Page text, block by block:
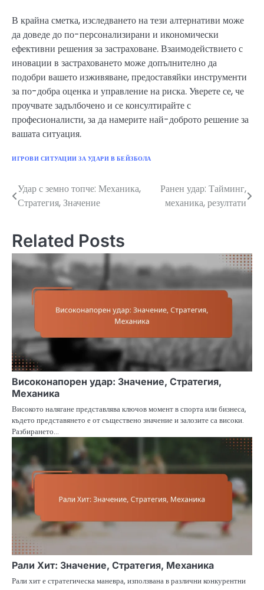
В крайна сметка, изследването на тези алтернативи може
да доведе до по-персонализирани и икономически
ефективни решения за застраховане. Взаимодействието с
иновации в застраховането може допълнително да
подобри вашето изживяване, предоставяйки инструменти
за по-добра оценка и управление на риска. Уверете се, че
проучвате задълбочено и се консултирайте с
професионалисти, за да намерите най-доброто решение за
вашата ситуация.
ИГРОВИ СИТУАЦИИ ЗА УДАРИ В БЕЙЗБОЛА
Post
navigation
Удар с земно топче: Механика,
Стратегия, Значение
Ранен удар: Тайминг,
механика, резултати
Related Posts
Високонапорен удар: Значение, Стратегия,
Механика
Високото налягане представлява ключов момент в спорта или бизнеса,
където представянето е от съществено значение и залозите са високи.
Разбирането…
Рали Хит: Значение, Стратегия, Механика
Рали хит е стратегическа маневра, използвана в различни конкурентни